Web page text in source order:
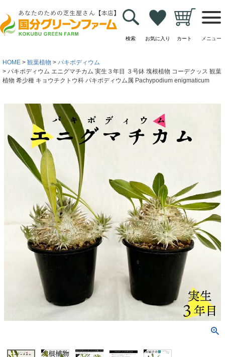
検索 お気に入り カート メニュー
HOME 観葉植物
パキポディウム
パキポディウム エニグマチカム 実生３年目 ３号鉢 塊根植物 コーデクッス 観葉
植物 希少種 キョウチクトウ科 パキポディウム属 Pachypodium enigmaticum